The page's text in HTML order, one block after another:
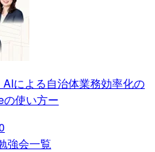
AIによる自治体業務効率化の
使い方ー
強会一覧